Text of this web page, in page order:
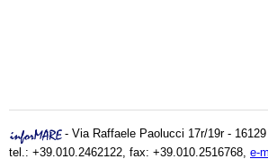
- Via Raffaele Paolucci 17r/19r -
tel.: +39.010.2462122, fax: +39.010.2516768, e-